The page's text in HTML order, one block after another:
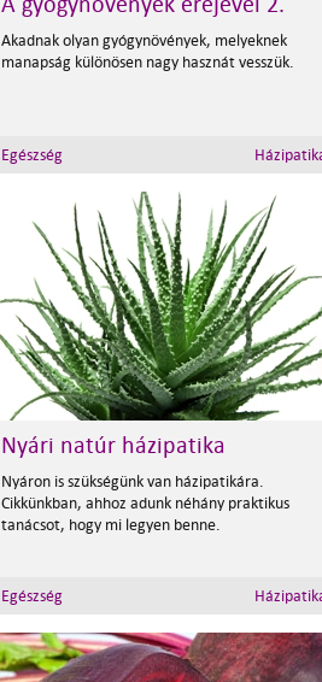
Akadnak olyan gyógynövények, melyeknek
manapság különösen nagy hasznát vesszük.
Egészség
Nyári natúr házipatika
Nyáron is szükségünk van házipatikára.
Cikkünkban, ahhoz adunk néhány praktikus
tanácsot, hogy mi legyen benne.
Egészség